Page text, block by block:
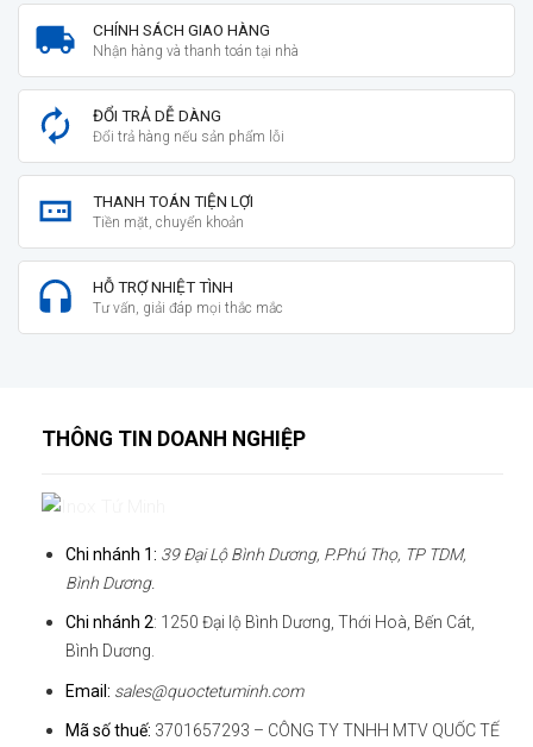
CHÍNH SÁCH GIAO HÀNG
Nhận hàng và thanh toán tại nhà
ĐỔI TRẢ DỄ DÀNG
Đổi trả hàng nếu sản phẩm lỗi
THANH TOÁN TIỆN LỢI
Tiền mặt, chuyển khoản
HỖ TRỢ NHIỆT TÌNH
Tư vấn, giải đáp mọi thắc mắc
THÔNG TIN DOANH NGHIỆP
Chi nhánh 1: 39 Đại Lộ Bình Dương, P.Phú Thọ, TP TDM,
Bình Dương.
Chi nhánh 2: 1250 Đại lộ Bình Dương, Thới Hoà, Bến Cát,
Bình Dương.
Email: sales@quoctetuminh.com
Mã số thuế: 3701657293 – CÔNG TY TNHH MTV QUỐC TẾ